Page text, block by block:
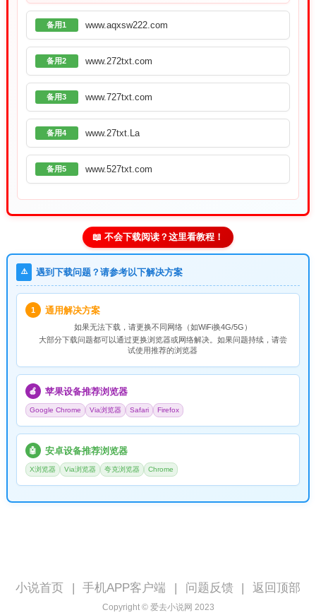
备用1 www.aqxsw222.com
备用2 www.272txt.com
备用3 www.727txt.com
备用4 www.27txt.La
备用5 www.527txt.com
📖 不会下载阅读？这里看教程！
⚠️ 遇到下载问题？请参考以下解决方案
1 通用解决方案
如果无法下载，请更换不同网络（如WiFi换4G/5G）
大部分下载问题都可以通过更换浏览器或网络解决。如果问题持续，请尝
试使用推荐的浏览器
🍎 苹果设备推荐浏览器
Google Chrome Via浏览器 Safari Firefox
🤖 安卓设备推荐浏览器
X浏览器 Via浏览器 夸克浏览器 Chrome
小说首页 手机APP客户端 问题反馈 返回顶部
Copyright © 爱去小说网 2023